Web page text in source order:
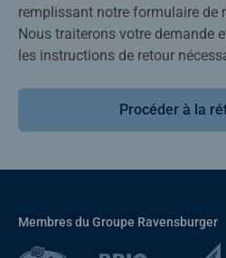
remplissant notre formulaire de
Nous traiterons votre demande
les instructions de retour
Procéder à la
Membres du Groupe Ravensburger